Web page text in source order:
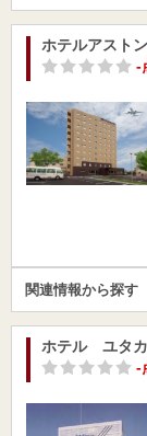
ホテルアスト
-
関連情報から探す
ホテル ユタ
-